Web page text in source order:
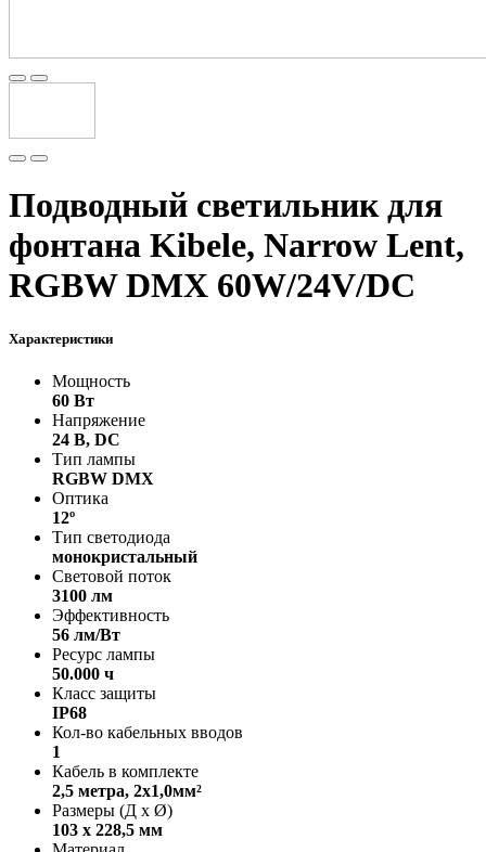
Подводный светильник для
фонтана Kibele, Narrow Lent,
RGBW DMX 60W/24V/DC
Характеристики
Мощность
60 Вт
Напряжение
24 В, DC
Тип лампы
RGBW DMX
Оптика
12º
Тип светодиода
монокристальный
Световой поток
3100 лм
Эффективность
56 лм/Вт
Ресурс лампы
50.000 ч
Класс защиты
IP68
Кол-во кабельных вводов
1
Кабель в комплекте
2,5 метра, 2x1,0мм²
Размеры (Д х Ø)
103 x 228,5 мм